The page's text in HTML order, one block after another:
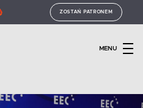
ZOSTAŃ PATRONEM
MENU